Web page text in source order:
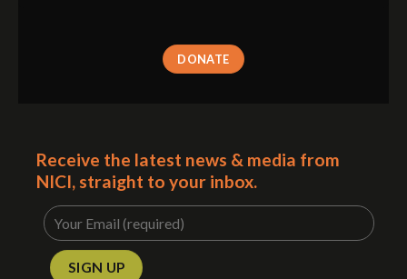
DONATE
Receive the latest news & media from
NICI, straight to your inbox.